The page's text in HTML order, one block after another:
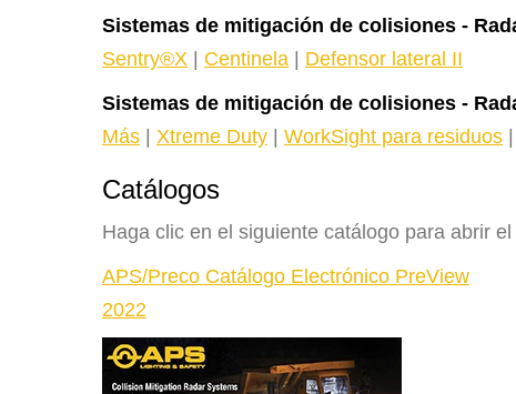
Sistemas de mitigación de colisiones -
Sentry®X
Centinela
Defensor lateral II
Sistemas de mitigación de colisiones -
Más
Xtreme Duty WorkSight para residuos
Catálogos
Haga clic en el siguiente catálogo para abrir
APS/Preco Catálogo Electrónico PreView
2022